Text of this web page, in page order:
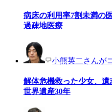
病床の利用率7割未満の
過疎地医療
小熊英二さんが
解体危機救った少女、
世界遺産30年